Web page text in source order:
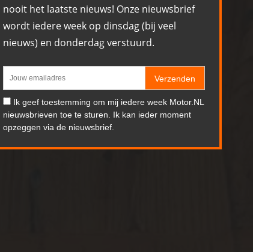
nooit het laatste nieuws! Onze nieuwsbrief
wordt iedere week op dinsdag (bij veel
nieuws) en donderdag verstuurd.
Verzenden
Ik geef toestemming om mij iedere week Motor.NL
nieuwsbrieven toe te sturen. Ik kan ieder moment
opzeggen via de nieuwsbrief.